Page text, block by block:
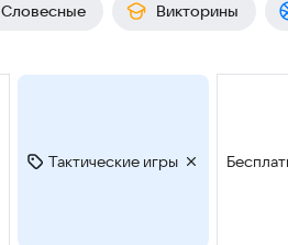
Словесные Викторины
Тактические игры